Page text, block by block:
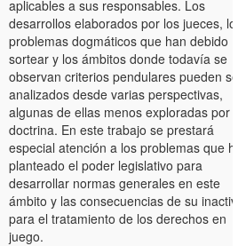
aplicables a sus responsables. Los
desarrollos elaborados por los jueces, los
problemas dogmáticos que han debido
sortear y los ámbitos donde todavía se
observan criterios pendulares pueden ser
analizados desde varias perspectivas,
algunas de ellas menos exploradas por la
doctrina. En este trabajo se prestará
especial atención a los problemas que ha
planteado el poder legislativo para
desarrollar normas generales en este
ámbito y las consecuencias de su
para el tratamiento de los derechos en
juego.